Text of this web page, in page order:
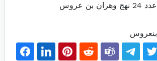
عدد 24 نهج وهران بن عروس
بنعروس